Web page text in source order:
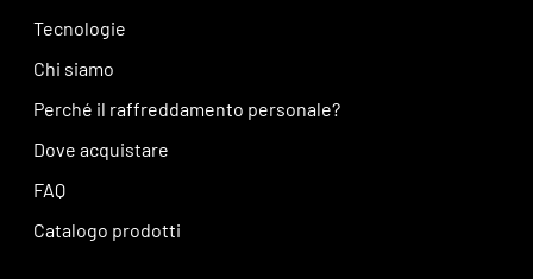
Tecnologie
Chi siamo
Perché il raffreddamento personale?
Dove acquistare
FAQ
Catalogo prodotti